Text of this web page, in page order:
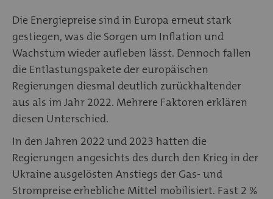
Die Energiepreise sind in Europa erneut stark
gestiegen, was die Sorgen um Inflation und
Wachstum wieder aufleben lässt. Dennoch fallen
die Entlastungspakete der europäischen
Regierungen diesmal deutlich zurückhaltender
aus als im Jahr 2022. Mehrere Faktoren erklären
diesen Unterschied.
In den Jahren 2022 und 2023 hatten die
Regierungen angesichts des durch den Krieg in der
Ukraine ausgelösten Anstiegs der Gas- und
Strompreise erhebliche Mittel mobilisiert. Fast 2 %